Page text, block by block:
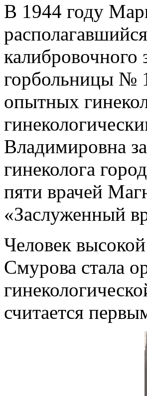
В 1944 году
калибровочного
горбольницы №
опытных
Владимировна
гинеколога
пяти врачей
«Заслуженный
Человек
Смурова стала
считается